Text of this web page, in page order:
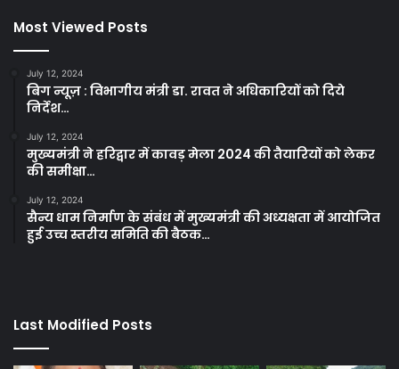
Most Viewed Posts
July 12, 2024
बिग न्यूज़ : विभागीय मंत्री डा. रावत ने अधिकारियों को दिये
निर्देश…
July 12, 2024
मुख्यमंत्री ने हरिद्वार में कावड़ मेला 2024 की तैयारियों को लेकर
की समीक्षा…
July 12, 2024
सैन्य धाम निर्माण के संबंध में मुख्यमंत्री की अध्यक्षता में आयोजित
हुई उच्च स्तरीय समिति की बैठक…
Last Modified Posts